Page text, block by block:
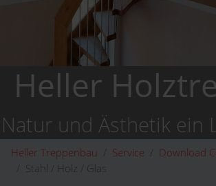
Heller
Natur und Ästhetik ein
Heller Treppenbau Service
Download
Stahl / Holz / Glas